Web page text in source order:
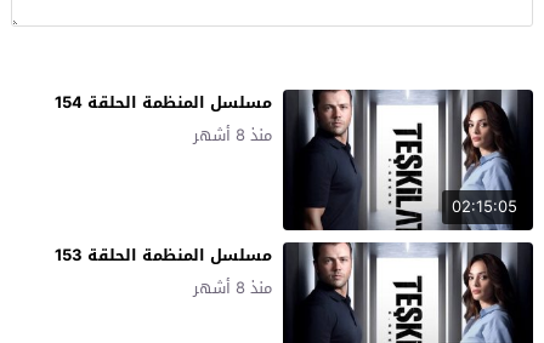
02:15:05
مسلسل المنظمة الحلقة 154
منذ 8 أشهر
مسلسل المنظمة الحلقة 153
منذ 8 أشهر